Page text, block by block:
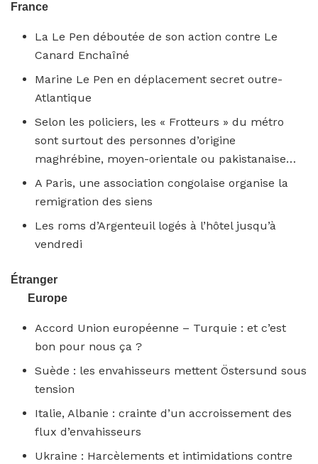
France
La Le Pen déboutée de son action contre Le
Canard Enchaîné
Marine Le Pen en déplacement secret outre-
Atlantique
Selon les policiers, les « Frotteurs » du métro
sont surtout des personnes d’origine
maghrébine, moyen-orientale ou pakistanaise…
A Paris, une association congolaise organise la
remigration des siens
Les roms d’Argenteuil logés à l’hôtel jusqu’à
vendredi
Étranger
Europe
Accord Union européenne – Turquie : et c’est
bon pour nous ça ?
Suède : les envahisseurs mettent Östersund sous
tension
Italie, Albanie : crainte d’un accroissement des
flux d’envahisseurs
Ukraine : Harcèlements et intimidations contre